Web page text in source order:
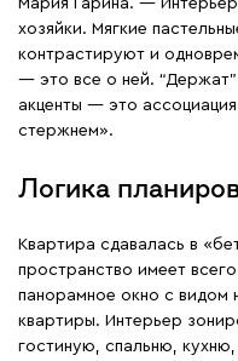
хозяйки. Мягкие
контрастируют и
— это все о ней.
акценты — это
стержнем».
Логика
Квартира сдавалась в
пространство имеет
панорамное окно с видом
квартиры. Интерьер
гостиную, спальню,